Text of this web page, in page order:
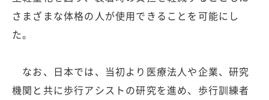
さまざまな体格の人が使用できることを可能にし
た。
なお、日本では、当初より医療法人や企業、研究
機関と共に歩行アシストの研究を進め、歩行訓練者